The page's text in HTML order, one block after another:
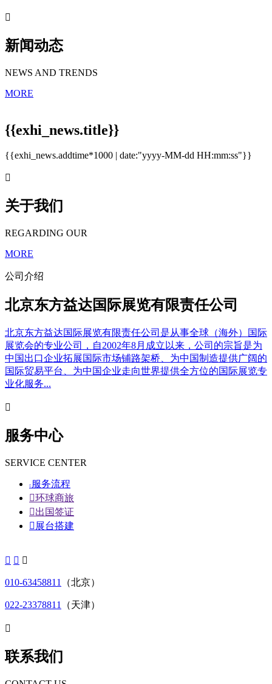

新闻动态
NEWS AND TRENDS
MORE
{{exhi_news.title}}
{{exhi_news.addtime*1000 | date:"yyyy-MM-dd HH:mm:ss"}}

关于我们
REGARDING OUR
MORE
公司介绍
北京东方益达国际展览有限责任公司
北京东方益达国际展览有限责任公司是从事全球（海外）国际
展览会的专业公司，自2002年8月成立以来，公司的宗旨是为
中国出口企业拓展国际市场铺路架桥、为中国制造提供广阔的
国际贸易平台、为中国企业走向世界提供全方位的国际展览专
业化服务...

服务中心
SERVICE CENTER
 服务流程
环球商旅
出国签证
 展台搭建
  
010-63458811 （北京）
022-23378811 （天津）

联系我们